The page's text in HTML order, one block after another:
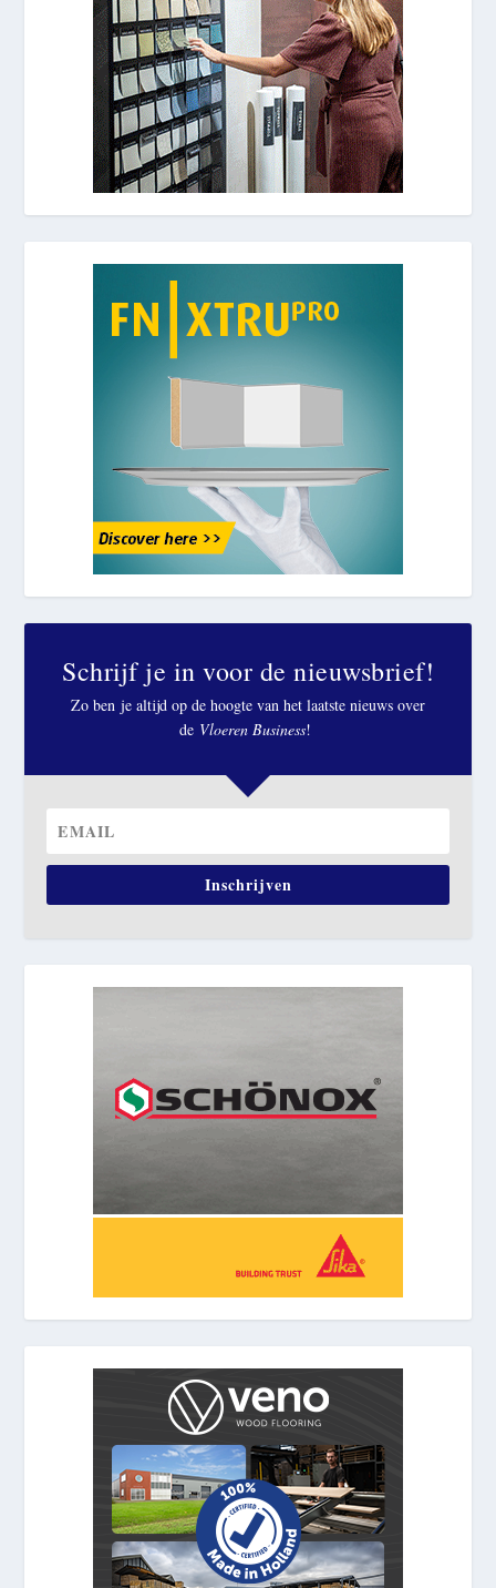
Schrijf je in voor de nieuwsbrief!
Zo ben je altijd op de hoogte van het laatste nieuws over
de Vloeren Business!
Inschrijven